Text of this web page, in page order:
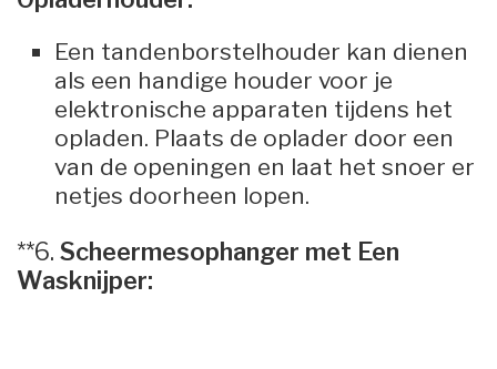
Een tandenborstelhouder kan dienen
als een handige houder voor je
elektronische apparaten tijdens het
opladen. Plaats de oplader door een
van de openingen en laat het snoer er
netjes doorheen lopen.
**6. Scheermesophanger met Een
Wasknijper: